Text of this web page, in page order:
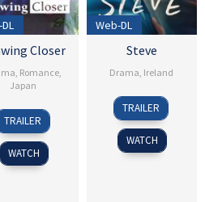
Closer
Romance,
Japan
26
Jun
2024
Takahiro
Miki
TRAILER
WATCH
Web-DL
Steve
Drama Ireland
19
Sep
2025
Tim
Mielants
TRAILER
WATCH